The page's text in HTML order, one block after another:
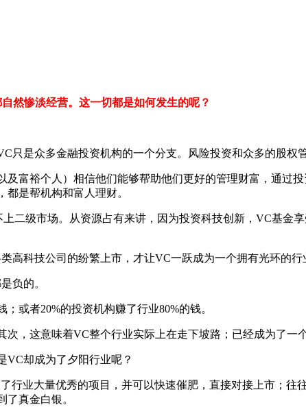
然惨淡经营。这一切都是如何发生的呢？
只是众多金融投资机构的一个分支。风险投资和众多的股权
富裕个人）相信他们能够帮助他们更好的管理财富，通过
是帮机构和富人理财。
二级市场。从资源占有来讲，因为投资科技创新，VC基金
高科技公司的纷繁上市，才让VC一跃成为一个拥有光环的行
负的。
或者20%的投资机构赚了行业80%的钱。
，这意味着VC整个行业实际上在走下坡路；已经成为了一
VC却成为了夕阳行业呢？
行业大量优秀的项目，并可以快速催肥，直接对接上市；
真金白银。